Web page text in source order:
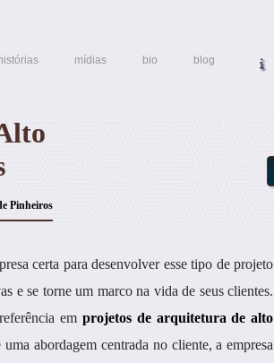
mídias bio blog
Pinheiros
certa para desenvolver esse tipo de projeto
e se torne um marco na vida de seus clientes.
em projetos de arquitetura de alto
abordagem centrada no cliente, a empresa